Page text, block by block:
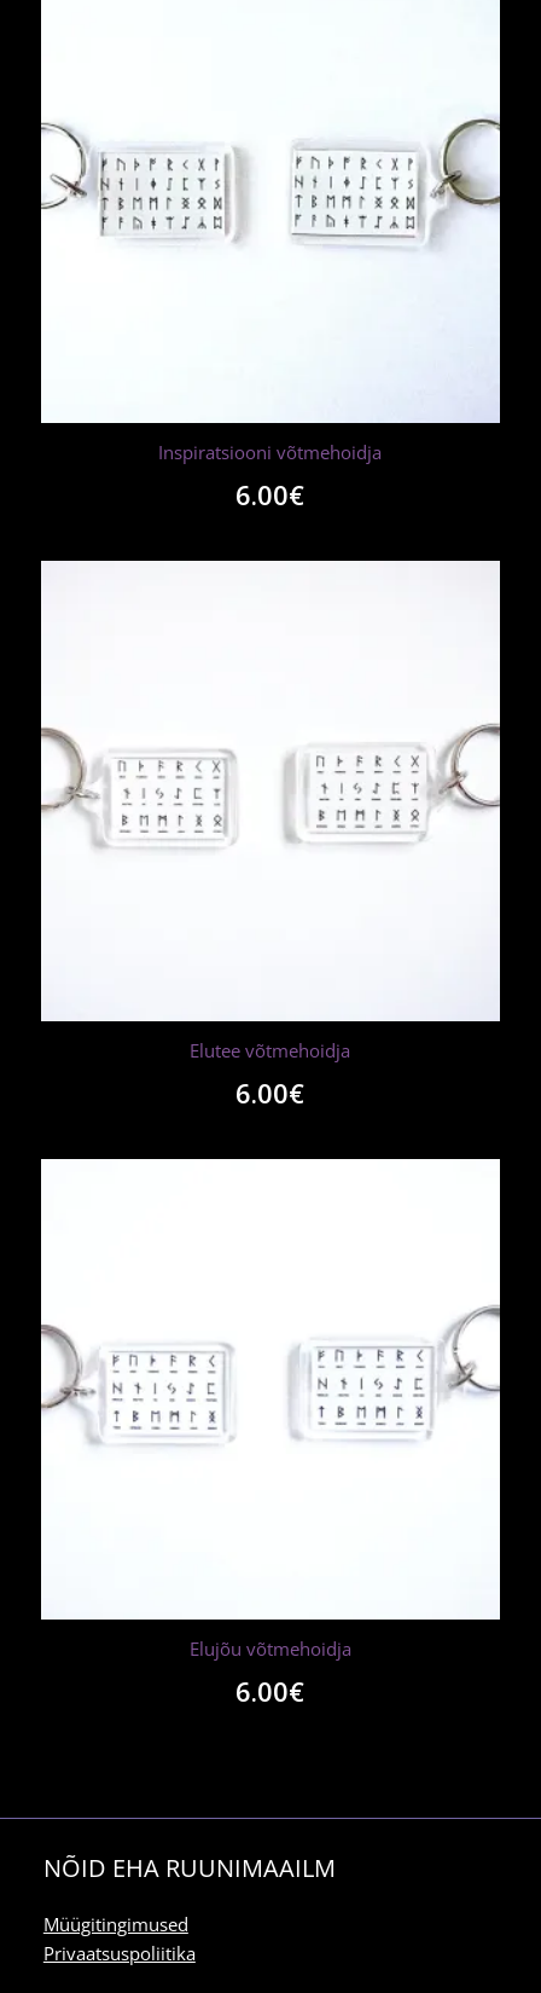
Inspiratsiooni võtmehoidja
6.00€
Elutee võtmehoidja
6.00€
Elujõu võtmehoidja
6.00€
NÕID EHA RUUNIMAAILM
Müügitingimused
Privaatsuspoliitika